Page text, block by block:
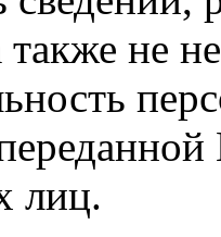
не
лиц.